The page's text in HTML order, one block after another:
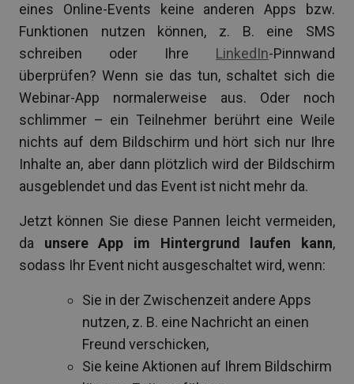
eines Online-Events keine anderen Apps bzw.
Funktionen nutzen können, z. B. eine SMS
schreiben oder Ihre LinkedIn-Pinnwand
überprüfen? Wenn sie das tun, schaltet sich die
Webinar-App normalerweise aus. Oder noch
schlimmer – ein Teilnehmer berührt eine Weile
nichts auf dem Bildschirm und hört sich nur Ihre
Inhalte an, aber dann plötzlich wird der Bildschirm
ausgeblendet und das Event ist nicht mehr da.
Jetzt können Sie diese Pannen leicht vermeiden,
da unsere App im Hintergrund laufen kann,
sodass Ihr Event nicht ausgeschaltet wird, wenn:
Sie in der Zwischenzeit andere Apps
nutzen, z. B. eine Nachricht an einen
Freund verschicken,
Sie keine Aktionen auf Ihrem Bildschirm